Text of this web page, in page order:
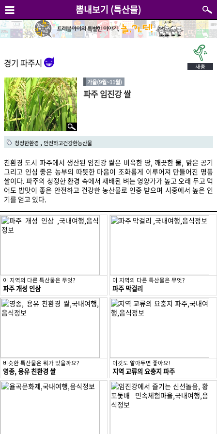
뽐내보기 (특산물)
경기 파주시
가을(9월~11월)
파주 임진강 쌀
청정한환경 , 안전하고건강한농산물
친환경 도시 파주에서 생산된 임진강 쌀은 비옥한 땅, 깨끗한 물, 맑은 공기
그리고 인심 좋은 농부의 따뜻한 마음이 조화롭게 이루어져 만들어진 명품
쌀이다. 파주의 청정한 환경 속에서 재배된 벼는 영양가가 높고 오래 두고 먹
어도 밥맛이 좋은 안전하고 건강한 농산물로 인증 받으며 시중에서 높은 인
기를 얻고 있다.
이 지역의 다른 특산물은 무엇?
파주 개성 인삼
이 지역의 다른 특산물은 무엇?
파주 막걸리
비슷한 특산물은 뭐가 있을까요?
영종, 용유 친환경 쌀
이것도 알아두면 좋아요!
지역 교류의 요충지 파주